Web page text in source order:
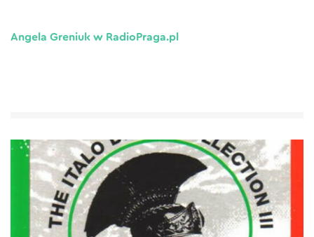
Angela Greniuk w RadioPraga.pl